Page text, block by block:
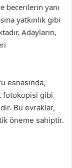
becerilerin yanı
yatkınlık gibi
Adayların,
esnasında,
fotokopisi gibi
Bu evraklar,
öneme sahiptir.